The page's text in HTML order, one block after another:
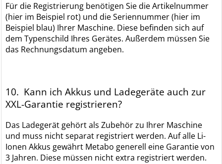
Für die Registrierung benötigen Sie die Artikelnummer
(hier im Beispiel rot) und die Seriennummer (hier im
Beispiel blau) Ihrer Maschine. Diese befinden sich auf
dem Typenschild Ihres Gerätes. Außerdem müssen Sie
das Rechnungsdatum angeben.
10. Kann ich Akkus und Ladegeräte auch zur
XXL-Garantie registrieren?
Das Ladegerät gehört als Zubehör zu Ihrer Maschine
und muss nicht separat registriert werden. Auf alle Li-
Ionen Akkus gewährt Metabo generell eine Garantie von
3 Jahren. Diese müssen nicht extra registriert werden.